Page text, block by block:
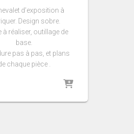
d’exposition à
Design sobre.
à réaliser, outillage de
base.
pas à pas, et plans
chaque pièce .